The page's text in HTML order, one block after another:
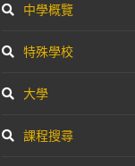
中學概覽
特殊學校
大學
課程搜尋